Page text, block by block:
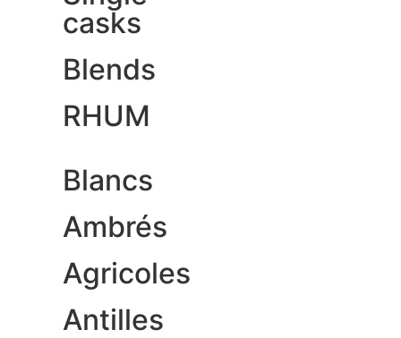
casks
Blends
RHUM
Blancs
Ambrés
Agricoles
Antilles